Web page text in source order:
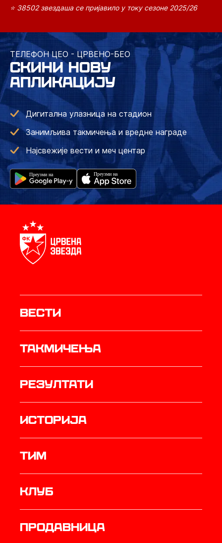
⭐ 38502 звездаша се пријавило у току сезоне 2025/26
ТЕЛЕФОН ЦЕО - ЦРВЕНО-БЕО
СКИНИ НОВУ
АПЛИКАЦИЈУ
Дигитална улазница на стадион
Занимљива такмичења и вредне награде
Најсвежије вести и меч центар
Вести
Такмичења
резултати
историја
ТИМ
Клуб
продавница